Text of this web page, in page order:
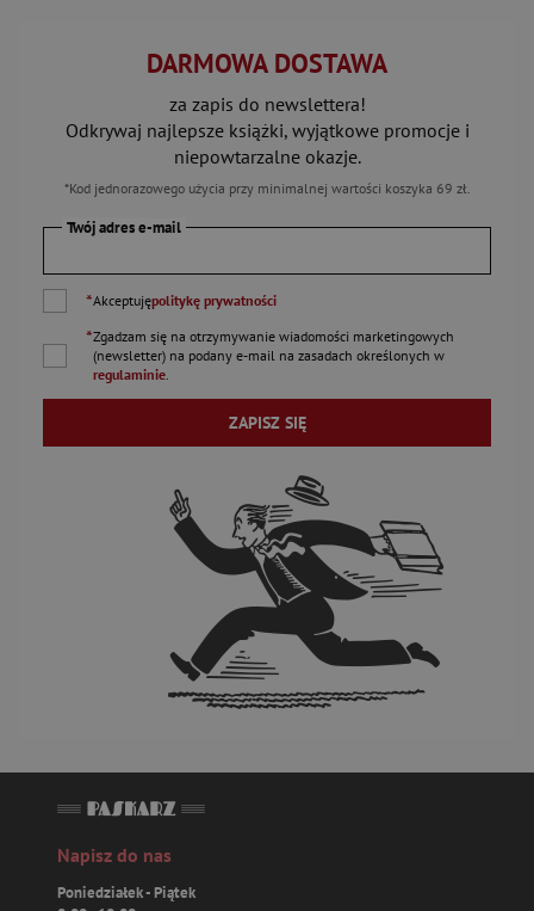
DARMOWA DOSTAWA
za zapis do newslettera!
Odkrywaj najlepsze książki, wyjątkowe promocje i
niepowtarzalne okazje.
*Kod jednorazowego użycia przy minimalnej wartości koszyka 69 zł.
Twój adres e-mail
*Akceptujępolitykę prywatności
*Zgadzam się na otrzymywanie wiadomości marketingowych
(newsletter) na podany e-mail na zasadach określonych w
regulaminie.
ZAPISZ SIĘ
Napisz do nas
Poniedziałek - Piątek